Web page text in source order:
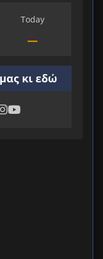
Today
—
κι εδώ